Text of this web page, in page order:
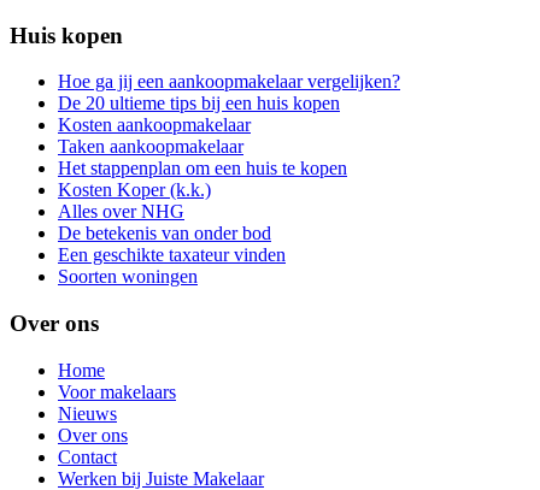
Huis kopen
Hoe ga jij een aankoopmakelaar vergelijken?
De 20 ultieme tips bij een huis kopen
Kosten aankoopmakelaar
Taken aankoopmakelaar
Het stappenplan om een huis te kopen
Kosten Koper (k.k.)
Alles over NHG
De betekenis van onder bod
Een geschikte taxateur vinden
Soorten woningen
Over ons
Home
Voor makelaars
Nieuws
Over ons
Contact
Werken bij Juiste Makelaar